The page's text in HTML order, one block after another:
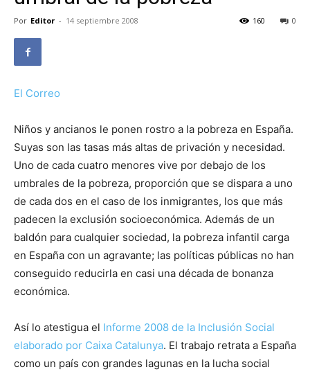
Por Editor - 14 septiembre 2008 0
160
El Correo
Niños y ancianos le ponen rostro a la pobreza en España.
Suyas son las tasas más altas de privación y necesidad.
Uno de cada cuatro menores vive por debajo de los
umbrales de la pobreza, proporción que se dispara a uno
de cada dos en el caso de los inmigrantes, los que más
padecen la exclusión socioeconómica. Además de un
baldón para cualquier sociedad, la pobreza infantil carga
en España con un agravante; las políticas públicas no han
conseguido reducirla en casi una década de bonanza
económica.
Así lo atestigua el Informe 2008 de la Inclusión Social
elaborado por Caixa Catalunya. El trabajo retrata a España
como un país con grandes lagunas en la lucha social